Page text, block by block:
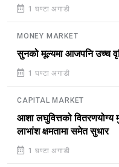
1 घण्टा अगाडी
MONEY MARKET
सुनको मूल्यमा आजपनि उच्च
1 घण्टा अगाडी
CAPITAL MARKET
आशा लघुवित्तको
लाभांश क्षमतामा समेत सुधार
1 घण्टा अगाडी